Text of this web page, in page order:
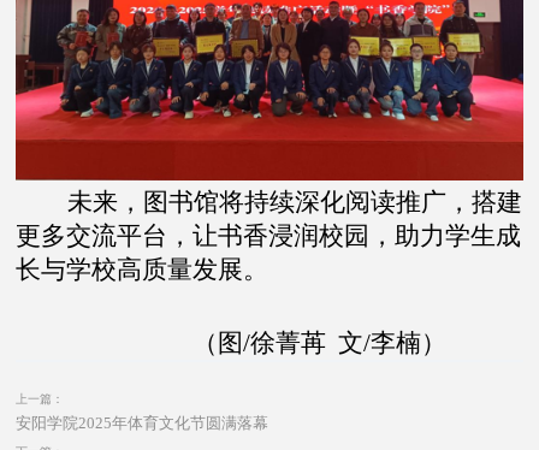
未来，图书馆将持续深化阅读推广，搭建
更多交流平台，让书香浸润校园，助力学生成
长与学校高质量发展。
（ 图/徐菁苒 文/李楠）
上一篇：
安阳学院2025年体育文化节圆满落幕